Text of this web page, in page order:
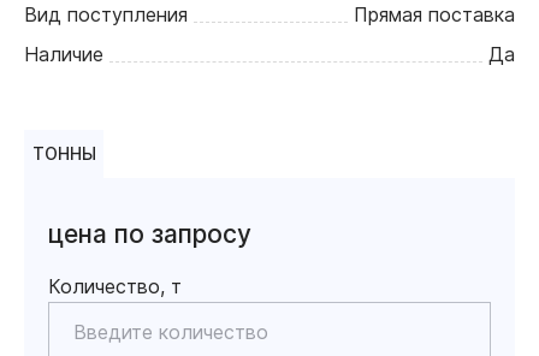
Вид поступления
Прямая поставка
Наличие
Да
ТОННЫ
цена по запросу
Количество, т